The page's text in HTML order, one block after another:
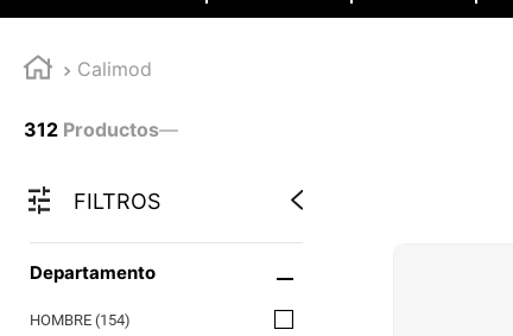
Calimod
312 Productos—
FILTROS
Departamento
HOMBRE (154)